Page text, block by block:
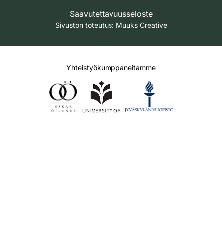
Saavutettavuusseloste
Sivuston toteutus: Muuks Creative
Yhteistyökumppaneitamme